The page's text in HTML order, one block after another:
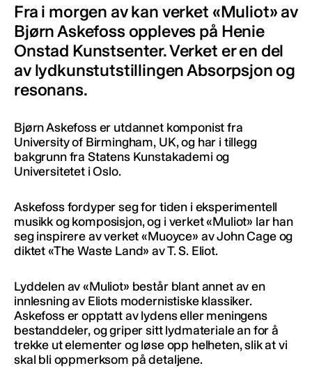
Fra i morgen av kan verket «Muliot» av
Bjørn Askefoss oppleves på Henie
Onstad Kunstsenter. Verket er en del
av lydkunstutstillingen Absorpsjon og
resonans.
Bjørn Askefoss er utdannet komponist fra
University of Birmingham, UK, og har i tillegg
bakgrunn fra Statens Kunstakademi og
Universitetet i Oslo.
Askefoss fordyper seg for tiden i eksperimentell
musikk og komposisjon, og i verket «Muliot» lar han
seg inspirere av verket «Muoyce» av John Cage og
diktet «The Waste Land» av T. S. Eliot.
Lyddelen av «Muliot» består blant annet av en
innlesning av Eliots modernistiske klassiker.
Askefoss er opptatt av lydens eller meningens
bestanddeler, og griper sitt lydmateriale an for å
trekke ut elementer og løse opp helheten, slik at vi
skal bli oppmerksom på detaljene.